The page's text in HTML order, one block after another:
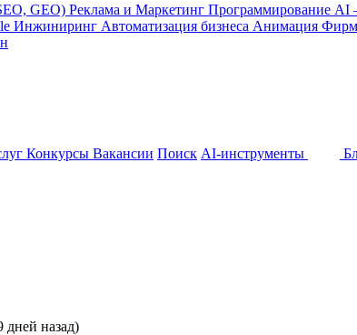
GEO) Реклама и Маркетинг Программирование AI
Инжиниринг Автоматизация бизнеса Анимация
Конкурсы Вакансии Поиск AI-инструменты
дней назад)